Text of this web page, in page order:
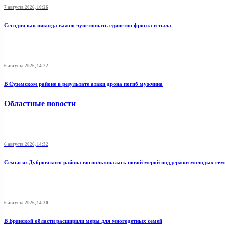
7 августа 2026, 10:26
Сегодня как никогда важно чувствовать единство фронта и тыла
6 августа 2026, 14:22
В Суземском районе в результате атаки дрона погиб мужчина
Областные новости
6 августа 2026, 14:32
Семья из Дубровского района воспользовалась новой мерой поддержки молодых
6 августа 2026, 14:30
В Брянской области расширили меры для многодетных семей